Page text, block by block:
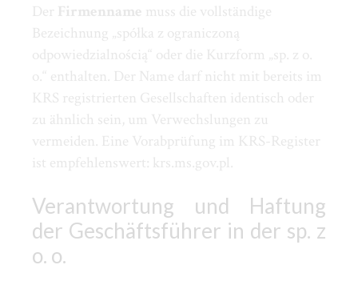
Der Firmenname muss die vollständige
Bezeichnung „spółka z ograniczoną
odpowiedzialnością“ oder die Kurzform „sp. z o.
o.“ enthalten. Der Name darf nicht mit bereits im
KRS registrierten Gesellschaften identisch oder
zu ähnlich sein, um Verwechslungen zu
vermeiden. Eine Vorabprüfung im KRS-Register
ist empfehlenswert: krs.ms.gov.pl.
Verantwortung und Haftung
der Geschäftsführer in der sp. z
o. o.